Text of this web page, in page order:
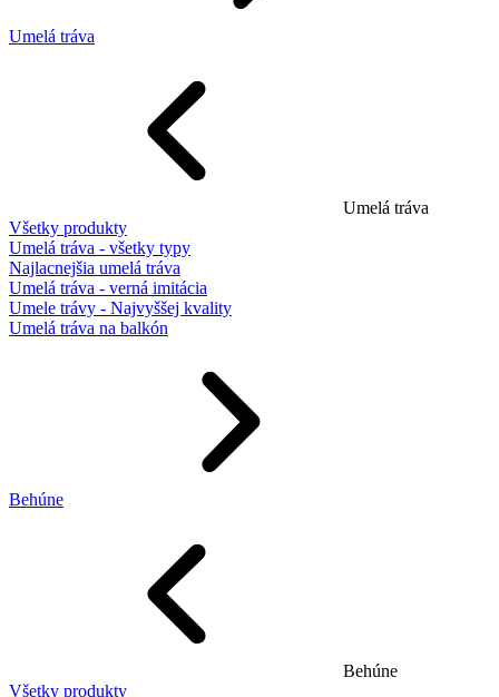
Umelá tráva
Umelá tráva
Všetky produkty
Umelá tráva - všetky typy
Najlacnejšia umelá tráva
Umelá tráva - verná imitácia
Umele trávy - Najvyššej kvality
Umelá tráva na balkón
Behúne
Behúne
Všetky produkty